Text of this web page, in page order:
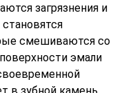
загрязнения и
смешиваются со
эмали